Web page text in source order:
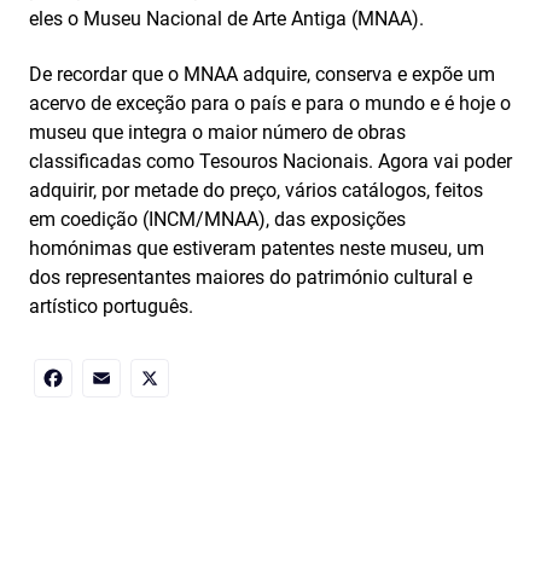
eles o Museu Nacional de Arte Antiga (MNAA).
De recordar que o MNAA adquire, conserva e expõe um
acervo de exceção para o país e para o mundo e é hoje o
museu que integra o maior número de obras
classificadas como Tesouros Nacionais. Agora vai poder
adquirir, por metade do preço, vários catálogos, feitos
em coedição (INCM/MNAA), das exposições
homónimas que estiveram patentes neste museu, um
dos representantes maiores do património cultural e
artístico português.